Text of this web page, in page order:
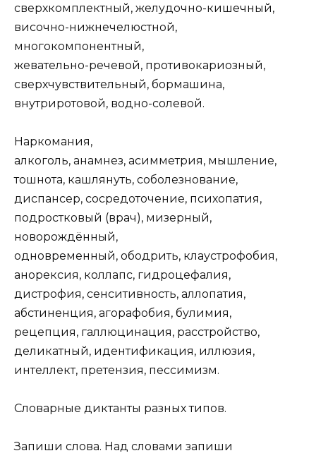
сверхкомплектный, желудочно-кишечный,
височно-нижнечелюстной,
многокомпонентный,
жевательно-речевой, противокариозный,
сверхчувствительный, бормашина,
внутриротовой, водно-солевой.
Наркомания,
алкоголь, анамнез, асимметрия, мышление,
тошнота, кашлянуть, соболезнование,
диспансер, сосредоточение, психопатия,
подростковый (врач), мизерный,
новорождённый,
одновременный, ободрить, клаустрофобия,
анорексия, коллапс, гидроцефалия,
дистрофия, сенситивность, аллопатия,
абстиненция, агорафобия, булимия,
рецепция, галлюцинация, расстройство,
деликатный, идентификация, иллюзия,
интеллект, претензия, пессимизм.
Словарные диктанты разных типов.
Запиши слова. Над словами запиши